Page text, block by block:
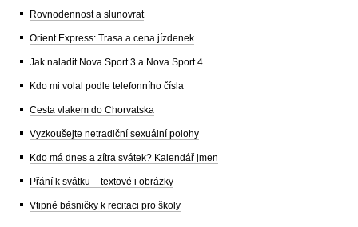
Rovnodennost a slunovrat
Orient Express: Trasa a cena jízdenek
Jak naladit Nova Sport 3 a Nova Sport 4
Kdo mi volal podle telefonního čísla
Cesta vlakem do Chorvatska
Vyzkoušejte netradiční sexuální polohy
Kdo má dnes a zítra svátek? Kalendář jmen
Přání k svátku – textové i obrázky
Vtipné básničky k recitaci pro školy